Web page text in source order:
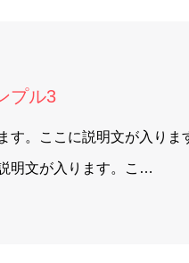
プル3
す。ここに説明文が入りま
明文が入ります。こ…